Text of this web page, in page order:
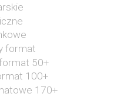
format
50+
100+
170+